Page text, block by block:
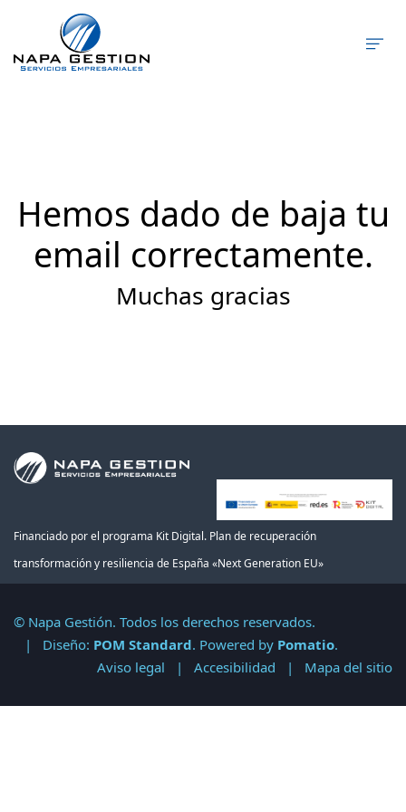
Hemos dado de baja tu
email correctamente.
Muchas gracias
Financiado por el programa Kit Digital. Plan de recuperación
transformación y resiliencia de España «Next Generation EU»
© Napa Gestión. Todos los derechos reservados.
| Diseño: POM Standard. Powered by Pomatio.
Aviso legal | Accesibilidad | Mapa del sitio